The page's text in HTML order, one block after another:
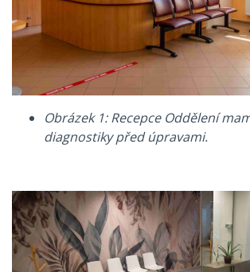
Obrázek 1: Recepce Oddělení
diagnostiky před úpravami.